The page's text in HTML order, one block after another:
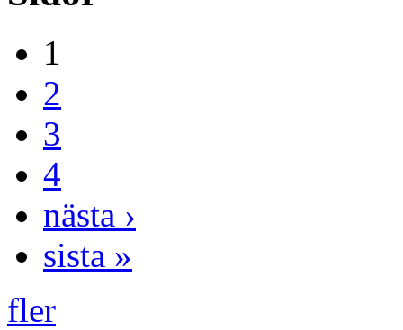
1
2
3
4
nästa ›
sista »
fler